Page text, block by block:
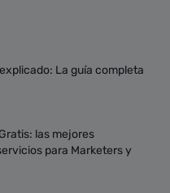
La guía completa
las mejores
para Marketers y